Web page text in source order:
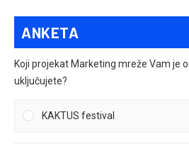
ANKETA
Koji projekat Marketing mreže Vam je
uključujete?
KAKTUS festival